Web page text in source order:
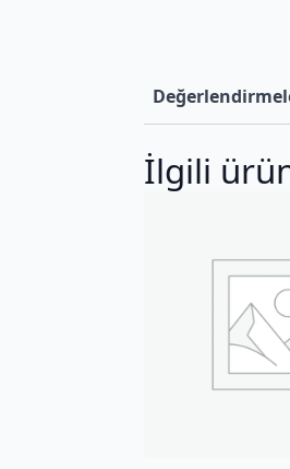
İlgili